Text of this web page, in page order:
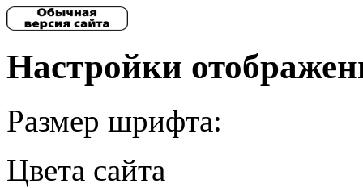
Настройки
Размер шрифта:
Цвета сайта